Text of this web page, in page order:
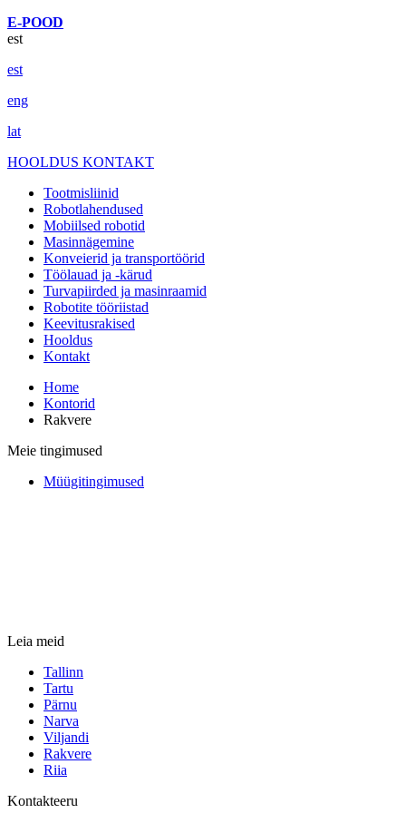
E-POOD
est
est
eng
lat
HOOLDUS KONTAKT
Tootmisliinid
Robotlahendused
Mobiilsed robotid
Masinnägemine
Konveierid ja transportöörid
Töölauad ja -kärud
Turvapiirded ja masinraamid
Robotite tööriistad
Keevitusrakised
Hooldus
Kontakt
Home
Kontorid
Rakvere
Meie tingimused
Müügitingimused
Leia meid
Tallinn
Tartu
Pärnu
Narva
Viljandi
Rakvere
Riia
Kontakteeru